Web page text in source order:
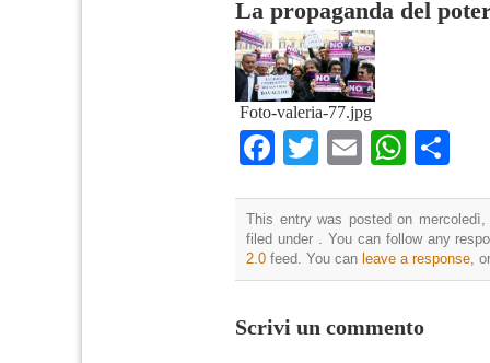
La propaganda del
Foto-valeria-77.jpg
Facebook
TwitterEmail
This entry was posted on
filed under . You can follow any
2.0 feed. You can leave a response,
Scrivi un commento